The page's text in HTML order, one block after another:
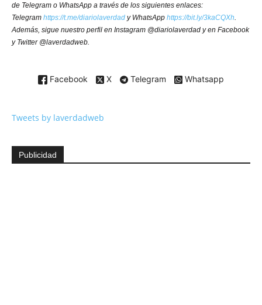
de Telegram o WhatsApp a través de los siguientes enlaces:
Telegram https://t.me/diariolaverdad y WhatsApp https://bit.ly/3kaCQXh
Además, sigue nuestro perfil en Instagram @diariolaverdad y en Facebook
y Twitter @laverdadweb.
Facebook X Telegram Whatsapp
Tweets by laverdadweb
Publicidad